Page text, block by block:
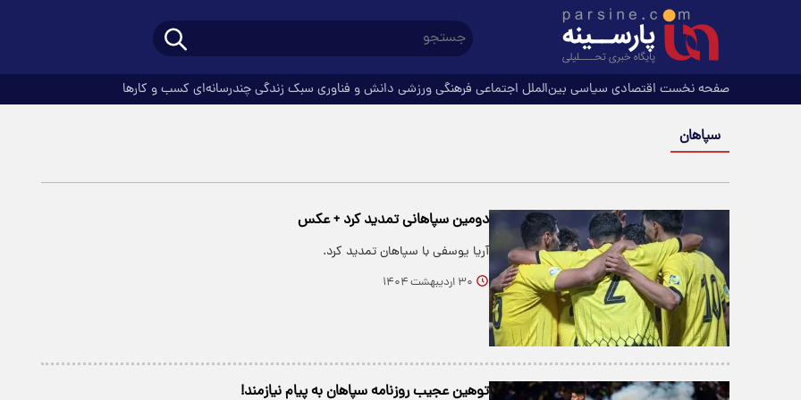
صفحه نخست اقتصادی سیاسی بین‌الملل اجتماعی فرهنگیورزشی دانش و فناوری سبک زندگیچندرسانه‌ای کسب و کارها
سپاهان
دومین سپاهانی تمدید کرد + عکس
آریا یوسفی با سپاهان تمدید کرد.
۳۰ اردیبهشت ۱۴۰۴
توهین عجیب روزنامه سپاهان به پیام نیازمند!